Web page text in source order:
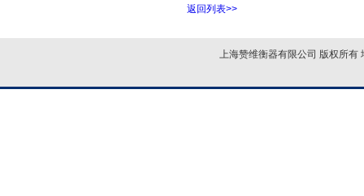
返回列表>>
上海赞维衡器有限公司 版权所